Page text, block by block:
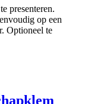
presenteren.
op een
Optioneel te